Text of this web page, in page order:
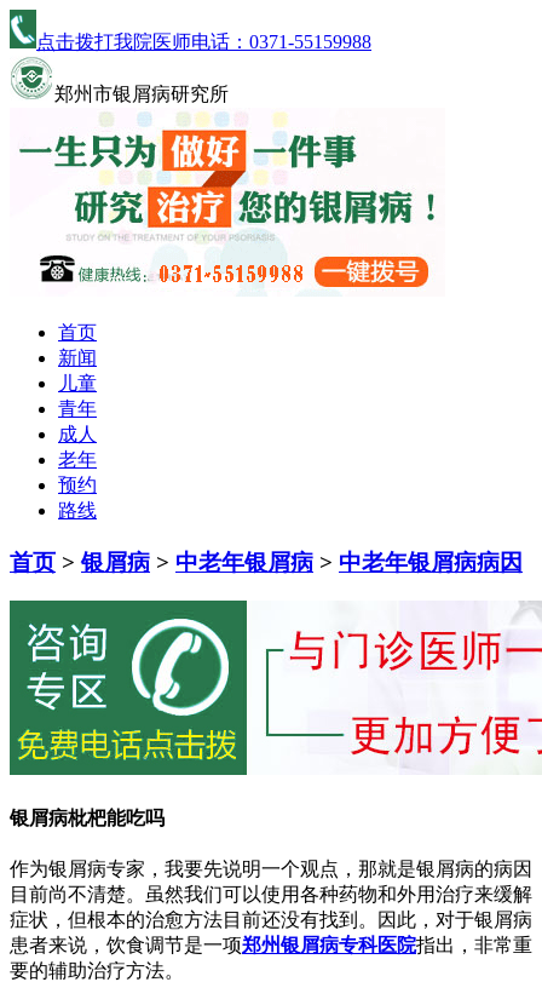
点击拨打我院医师电话： 0371-55159988
郑州市银屑病研究所
首页
新闻
儿童
青年
成人
老年
预约
路线
首页 >银屑病 > 中老年银屑病 > 中老年银屑病病因
银屑病枇杷能吃吗
作为银屑病专家，我要先说明一个观点，那就是银屑病的病因
目前尚不清楚。虽然我们可以使用各种药物和外用治疗来缓解
症状，但根本的治愈方法目前还没有找到。因此，对于银屑病
患者来说，饮食调节是一项郑州银屑病专科医院指出，非常重
要的辅助治疗方法。